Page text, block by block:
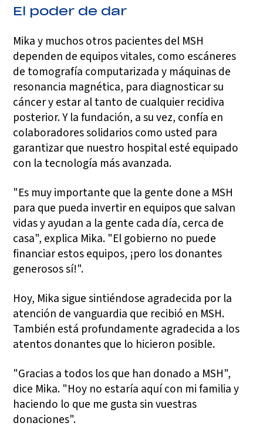
El poder de dar
Mika y muchos otros pacientes del MSH
dependen de equipos vitales, como escáneres
de tomografía computarizada y máquinas de
resonancia magnética, para diagnosticar su
cáncer y estar al tanto de cualquier recidiva
posterior. Y la fundación, a su vez, confía en
colaboradores solidarios como usted para
garantizar que nuestro hospital esté equipado
con la tecnología más avanzada.
"Es muy importante que la gente done a MSH
para que pueda invertir en equipos que salvan
vidas y ayudan a la gente cada día, cerca de
casa", explica Mika. "El gobierno no puede
financiar estos equipos, ¡pero los donantes
generosos sí!".
Hoy, Mika sigue sintiéndose agradecida por la
atención de vanguardia que recibió en MSH.
También está profundamente agradecida a los
atentos donantes que lo hicieron posible.
"Gracias a todos los que han donado a MSH",
dice Mika. "Hoy no estaría aquí con mi familia y
haciendo lo que me gusta sin vuestras
donaciones".